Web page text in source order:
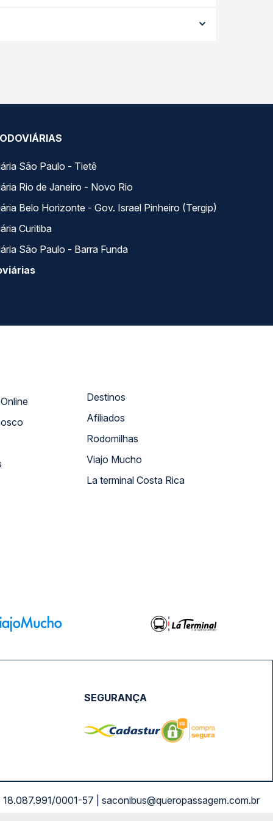
real e garante a melhor oferta para o seu
São Paulo - Tietê
Rio de Janeiro - Novo Rio
Belo Horizonte - Gov. Israel Pinheiro (Tergip)
Curitiba
São Paulo - Barra Funda
Atendimento Online
Destinos
Afiliados
Rodomilhas
Viajo Mucho
La terminal Costa Rica
SEGURANÇA
0001-57 | saconibus@queropassagem.com.br